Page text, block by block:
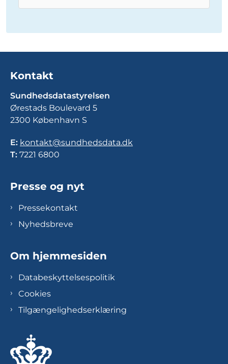
Kontakt
Sundhedsdatastyrelsen
Ørestads Boulevard 5
2300 København S
E: kontakt@sundhedsdata.dk
T: 7221 6800
Presse og nyt
Pressekontakt
Nyhedsbreve
Om hjemmesiden
Databeskyttelsespolitik
Cookies
Tilgængelighedserklæring